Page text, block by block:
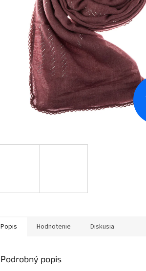
Popis Hodnotenie Diskusia
Podrobný popis